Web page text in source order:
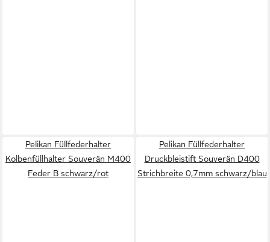
Pelikan Füllfederhalter
Kolbenfüllhalter Souverän M400
Feder B schwarz/rot
Pelikan Füllfederhalter
Druckbleistift Souverän D400
Strichbreite 0,7mm schwarz/blau